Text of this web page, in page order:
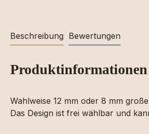
Beschreibung Bewertungen
Wahlweise 12 mm oder 8 mm
Das Design ist frei wählbar und